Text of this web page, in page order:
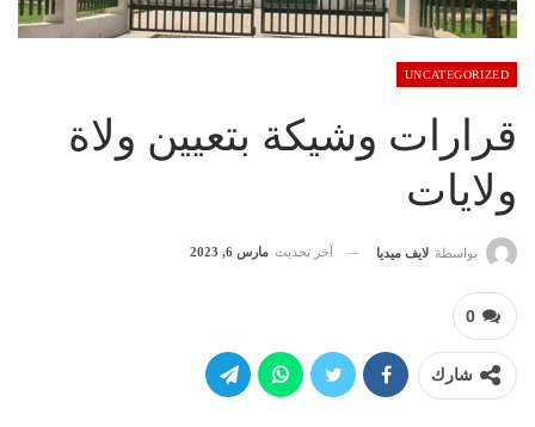
UNCATEGORIZED
قرارات وشيكة بتعيين ولاة
ولايات
بواسطة لايف ميديا آخر تحديث مارس 6, 2023
0
شارك